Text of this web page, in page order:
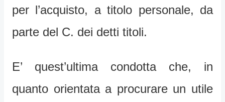
per l’acquisto, a titolo personale, da
parte del C. dei detti titoli.
E’ quest’ultima condotta che, in
quanto orientata a procurare un utile